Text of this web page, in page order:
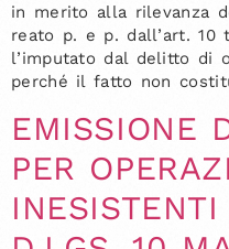
in merito alla rilevanza
reato p. e p. dall’art. 10
l’imputato dal delitto di
perché il fatto non
EMISSIONE
PER